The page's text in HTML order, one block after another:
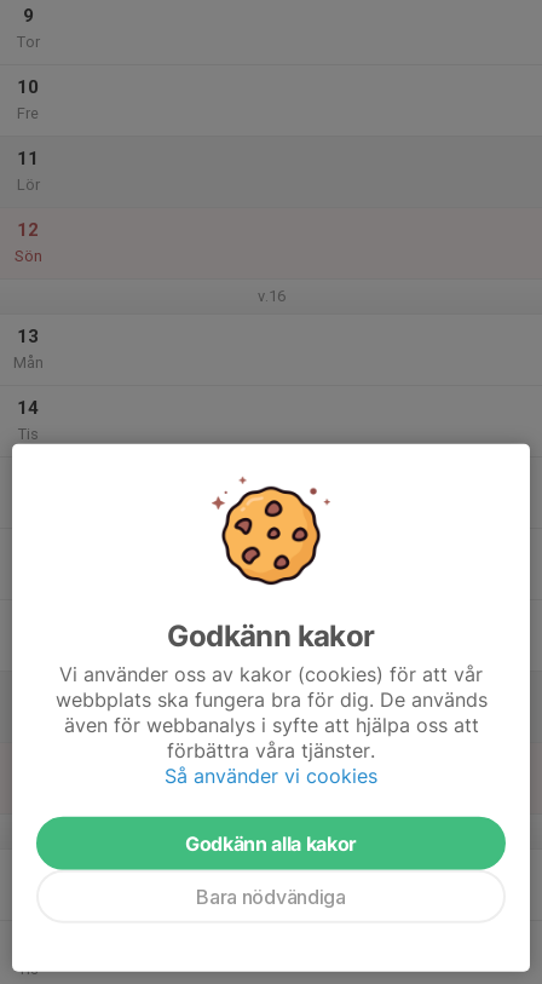
9
Tor
10
Fre
11
Lör
12
Sön
v.16
13
Mån
14
Tis
Tis
Godkänn kakor
Vi använder oss av kakor (cookies) för att vår
webbplats ska fungera bra för dig. De används
även för webbanalys i syfte att hjälpa oss att
förbättra våra tjänster.
Så använder vi cookies
Godkänn alla kakor
Bara nödvändiga